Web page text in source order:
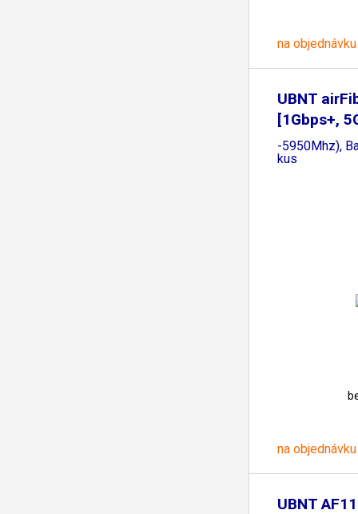
na objednávku
UBNT
[1Gbps+,
-5950Mhz),
kus
na objednávku
UBNT